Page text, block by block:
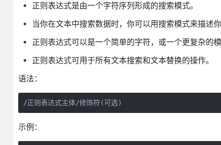
正则表达式是由一个字符序列形成的搜索模式。
当你在文本中搜索数据时，你可以用搜索模式来描述你
正则表达式可以是一个简单的字符，或一个更复杂的模
正则表达式可用于所有文本搜索和文本替换的操作。
语法：
/正则表达式主体/修饰符(可选)
示例：